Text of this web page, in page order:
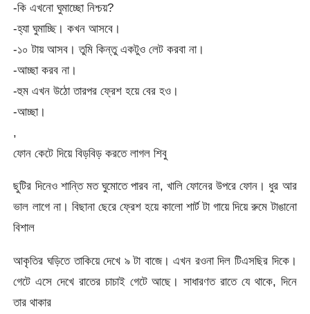
-কি এখনো ঘুমাচ্ছো নিশ্চয়?
-হ্যা ঘুমাচ্ছি। কখন আসবে।
-১০ টায় আসব। তুমি কিন্তু একটুও লেট করবা না।
-আচ্ছা করব না।
-হুম এখন উঠো তারপর ফ্রেশ হয়ে বের হও।
-আচ্ছা।
,
ফোন কেটে দিয়ে বিড়বিড় করতে লাগল শিবু
ছুটির দিনেও শান্তি মত ঘুমােতে পারব না, খালি ফোনের উপরে ফোন। ধুর আর
ভাল লাগে না। বিছানা ছেরে ফ্রেশ হয়ে কালো শার্ট টা গায়ে দিয়ে রুমে টাঙানো
বিশাল
আকৃতির ঘড়িতে তাকিয়ে দেখে ৯ টা বাজে। এখন রওনা দিল টিএসছির দিকে।
গেটে এসে দেখে রাতের চাচাই গেটে আছে। সাধারণত রাতে যে থাকে, দিনে
তার থাকার